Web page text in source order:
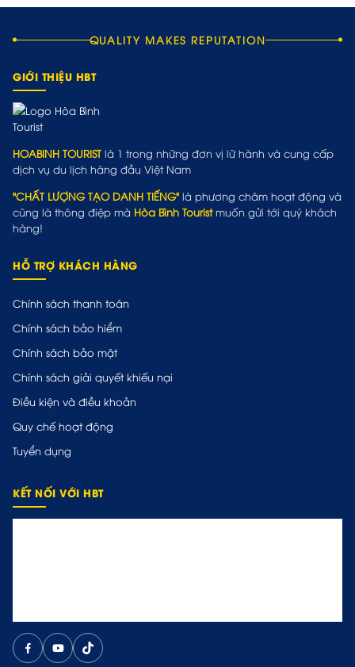
QUALITY MAKES REPUTATION
GIỚI THIỆU HBT
HOABINH TOURIST là 1 trong những đơn vị lữ hành và cung cấp
dịch vụ du lịch hàng đầu Việt Nam
"CHẤT LƯỢNG TẠO DANH TIẾNG" là phương châm hoạt động và
cũng là thông điệp mà Hòa Bình Touristmuốn gửi tới quý khách
hàng!
HỖ TRỢ KHÁCH HÀNG
Chính sách thanh toán
Chính sách bảo hiểm
Chính sách bảo mật
Chính sách giải quyết khiếu nại
Điều kiện và điều khoản
Quy chế hoạt động
Tuyển dụng
KẾT NỐI VỚI HBT